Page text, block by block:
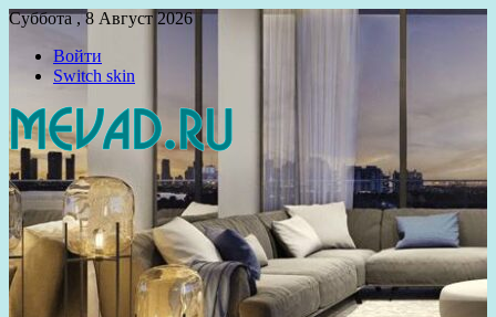
Суббота , 8 Август 2026
Войти
Switch skin